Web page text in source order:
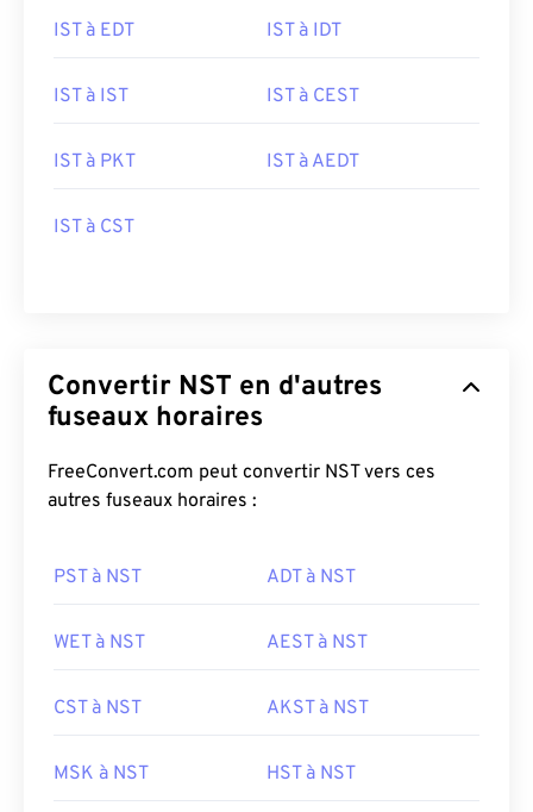
IST à EDT IST à IDT
IST à IST IST à CEST
IST à PKT IST à AEDT
IST à CST
Convertir NST en d'autres
fuseaux horaires
FreeConvert.com peut convertir NST vers ces
autres fuseaux horaires :
PST à NST ADT à NST
WET à NST AEST à NST
CST à NST AKST à NST
MSK à NST HST à NST